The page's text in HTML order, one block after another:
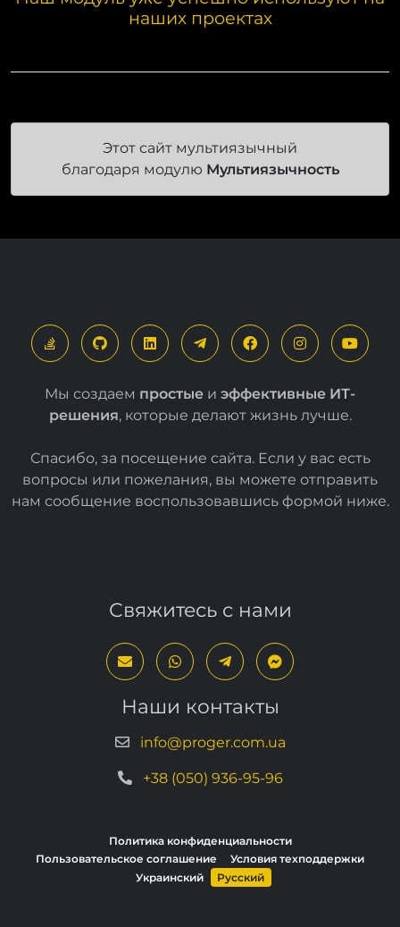
Этот сайт мультиязычный
благодаря модулю
Мультиязычность
Мы создаемпростыеи
эффективные ИТ-
решения
, которые делают жизнь лучше.
Спасибо, за посещение сайта. Если у вас есть
вопросы или пожелания, вы можете отправить
нам сообщение воспользовавшись формой
Наши контакты
info@proger.com.ua
+38 (050) 936-95-96
Украинский
Русский